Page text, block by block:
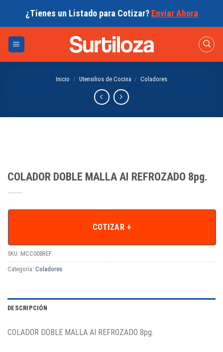
¿Tienes un Listado para Cotizar? Enviar Ahora
Inicio / Utensilios de Cocina / Coladores
COLADOR DOBLE MALLA AI REFROZADO 8pg.
COTIZAR +
SKU: MCC008REF
Categoría: Coladores
DESCRIPCIÓN
COLADOR DOBLE MALLA AI REFROZADO 8pg.